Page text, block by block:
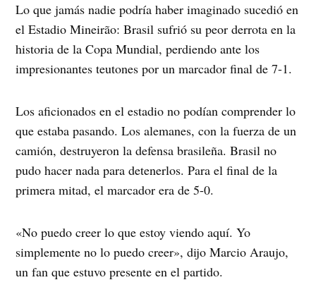
Lo que jamás nadie podría haber imaginado sucedió en
el Estadio Mineirão: Brasil sufrió su peor derrota en la
historia de la Copa Mundial, perdiendo ante los
impresionantes teutones por un marcador final de 7-1.
Los aficionados en el estadio no podían comprender lo
que estaba pasando. Los alemanes, con la fuerza de un
camión, destruyeron la defensa brasileña. Brasil no
pudo hacer nada para detenerlos. Para el final de la
primera mitad, el marcador era de 5-0.
«No puedo creer lo que estoy viendo aquí. Yo
simplemente no lo puedo creer», dijo Marcio Araujo,
un fan que estuvo presente en el partido.